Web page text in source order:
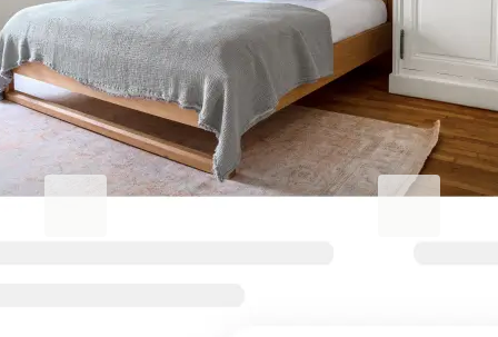
Hollywood Hills での滞在をより充
実したものに